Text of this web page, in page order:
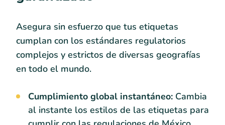
Asegura sin esfuerzo que tus etiquetas
cumplan con los estándares regulatorios
complejos y estrictos de diversas geografías
en todo el mundo.
Cumplimiento global instantáneo: Cambia
al instante los estilos de las etiquetas para